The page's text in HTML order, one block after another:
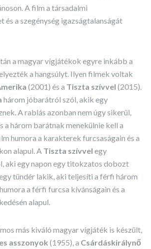
A film a társadalmi
és a szegénység igazságtalanságát
a magyar vígjátékok egyre inkább a
a hangsúlyt. Ilyen filmek voltak
(2001) és a Tiszta szívvel (2015).
három jóbarátról szól, akik egy
A rablás azonban nem úgy sikerül,
a három barátnak menekülnie kell a
humora a karakterek furcsaságain és a
alapul. A Tiszta szívvel egy
aki egy napon egy titokzatos dobozt
tündér lakik, aki teljesíti a férfi három
a férfi furcsa kívánságain és a
alapul.
más kiváló magyar vígjáték is készült,
asszonyok (1955), a Csárdáskirálynő